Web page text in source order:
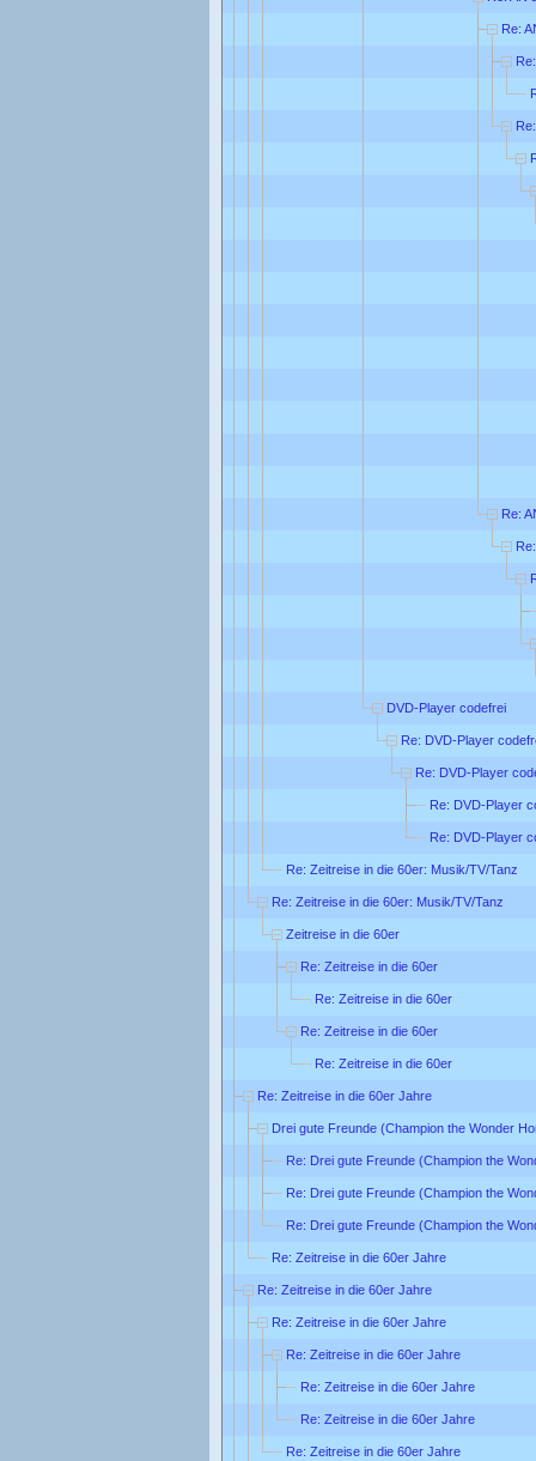
Re:
Re:
DVD-Player codefrei
Re: DVD-Player
Re: DVD-Player
Re: DVD-Player
Re: DVD-Player
Re: Zeitreise in die 60er: Musik/TV/Tanz
Re: Zeitreise in die 60er: Musik/TV/Tanz
Zeitreise in die 60er
Re: Zeitreise in die 60er
Re: Zeitreise in die 60er
Re: Zeitreise in die 60er
Re: Zeitreise in die 60er
Re: Zeitreise in die 60er Jahre
Drei gute Freunde (Champion the Wonder
Re: Drei gute Freunde (Champion the
Re: Drei gute Freunde (Champion the
Re: Drei gute Freunde (Champion the
Re: Zeitreise in die 60er Jahre
Re: Zeitreise in die 60er Jahre
Re: Zeitreise in die 60er Jahre
Re: Zeitreise in die 60er Jahre
Re: Zeitreise in die 60er Jahre
Re: Zeitreise in die 60er Jahre
Re: Zeitreise in die 60er Jahre